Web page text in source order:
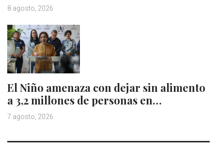
8 agosto, 2026
El Niño amenaza con dejar sin alimento
a 3,2 millones de personas en…
7 agosto, 2026